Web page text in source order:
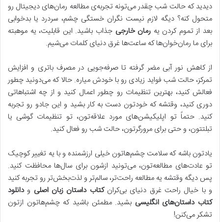
دیدید که حالت شب چقدر می‌تونه تجربه‌ی مطالعه رمان‌های دیجیتال رو
متحول کنه؟ دیگه لازم نیست نگران خستگی چشم، سردرد یا بدخوابی
بعد از تموم کردن یه رمان خارجی جذاب باشید. این قابلیت، یه موهبته
برای ما رمان‌خوان‌ها که ساعت‌ها غرق دنیای کلمات می‌شیم.
از کاهش نور آبی مضر گرفته تا صرفه‌جویی در مصرف باتری و افزایش
تمرکز، حالت شب فواید زیادی رو با خودش میاره. حالا که می‌دونید چطور
فعالش کنید، بهترین تنظیمات رو چطور اعمال کنید و از چه اشتباهاتی
دوری کنید، وقتشه که خودتون دست به کار بشید و این جادو رو تجربه
کنید. حتماً تو اپلیکیشن‌های مورد علاقه‌تون، تو تنظیمات گوشی یا
تبلتتون، و حتی برای مرورگرتون، حالت شب رو فعال کنید.
یادتون باشه که سلامت چشم‌هاتون خیلی ارزشمنده و با یه تغییر کوچیک
تو عادت‌های مطالعه‌تون، می‌تونید ازشون برای سال‌ها محافظت کنید.
پس دیگه وقتشه یه مطالعه راحت‌تر، سالم‌تر و لذت‌بخش‌تر رو تجربه کنید
و با خیال راحت غرق دنیای بی‌کرانکتاب داستان زبان اصلی ودانلود
کتاب داستان‌های انگلیسی بشید. مطمئن باشید که چشم‌هاتون ازتون
تشکر می‌کنن!